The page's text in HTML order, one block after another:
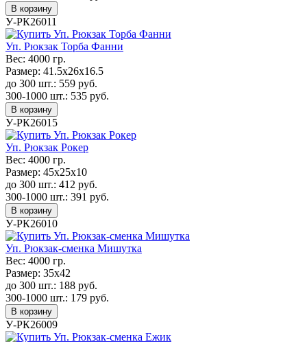
В корзину
У-РК26011
Уп. Рюкзак Торба Фанни
Вес: 4000 гр.
Размер: 41.5х26х16.5
до 300 шт.: 559 руб.
300-1000 шт.: 535 руб.
В корзину
У-РК26015
Уп. Рюкзак Рокер
Вес: 4000 гр.
Размер: 45х25х10
до 300 шт.: 412 руб.
300-1000 шт.: 391 руб.
В корзину
У-РК26010
Уп. Рюкзак-сменка Мишутка
Вес: 4000 гр.
Размер: 35х42
до 300 шт.: 188 руб.
300-1000 шт.: 179 руб.
В корзину
У-РК26009